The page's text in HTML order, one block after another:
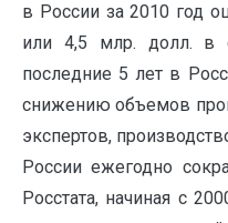
в России за 2010 год
или 4,5 млр. долл. в
последние 5 лет в
снижению объемов
экспертов,
России ежегодно
Росстата, начиная с